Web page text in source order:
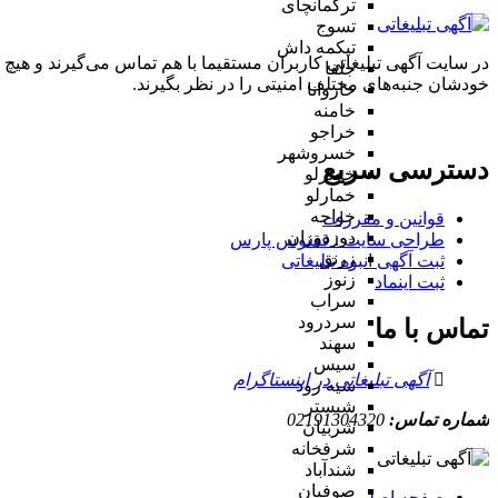
ترکمانچای
تسوج
تیکمه داش
جلفا
خاروانا
خامنه
خراجو
خسروشهر
خضرلو
خمارلو
خواجه
دوزدوزان
زرنق
زنوز
سراب
سردرود
سهند
سیس
سیه رود
شبستر
شربیان
شرفخانه
شندآباد
صوفیان
در سایت آگهی تبلیغاتی کاربران مستقیما با هم تماس می‌گیرند و
خودشان جنبه‌های مختلف امنیتی را در نظر بگیرند.
دسترسی سریع
قوانین و مقررات
طراحی سایت : ققنوس پارس
ثبت آگهی انبوه تبلیغاتی
ثبت اینماد
تماس با ما
آگهی تبلیغاتی در اینستاگرام
شماره تماس: 02191304320